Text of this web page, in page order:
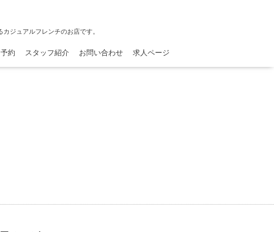
ジュアルフレンチのお店です。
予約 スタッフ紹介 お問い合わせ 求人ページ